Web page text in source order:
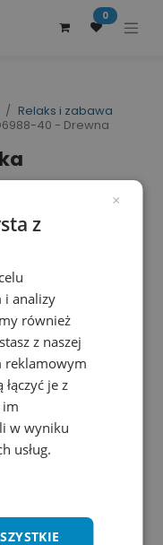
0
Relaks i zabawa
40 - Drewna
×
z
i analizy
również
z naszej
reklamowym
je z
w wyniku
usług.